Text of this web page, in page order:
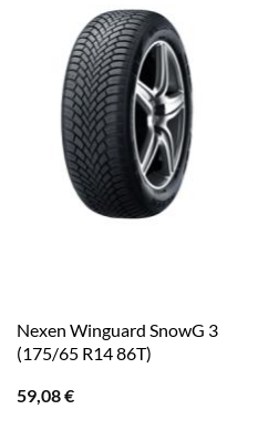
Nexen Winguard SnowG 3
(175/65 R14 86T)
59,08€